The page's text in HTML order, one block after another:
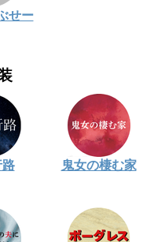
せー
鬼女の棲む家